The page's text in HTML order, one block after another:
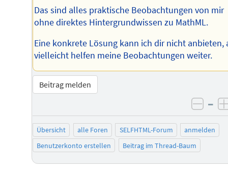
Das sind alles praktische Beobachtungen von mir
ohne direktes Hintergrundwissen zu MathML.
Eine konkrete Lösung kann ich dir nicht anbieten,
vielleicht helfen meine Beobachtungen weiter.
Beitrag melden
–
Übersicht alle Foren SELFHTML-Forum
anmelden
Benutzerkonto erstellen
Beitrag im Thread-Baum